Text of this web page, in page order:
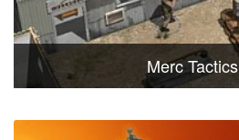
Merc Tactics